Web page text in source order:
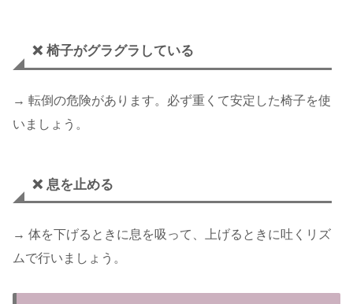
❌ 椅子がグラグラしている
→ 転倒の危険があります。必ず重くて安定した椅子を使
いましょう。
❌ 息を止める
→ 体を下げるときに息を吸って、上げるときに吐くリズ
ムで行いましょう。